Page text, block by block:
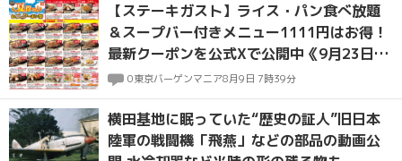
【ステーキガスト】ライス・パン食べ放題
＆スープバー付きメニュー1111円はお得！
最新クーポンを公式Xで公開中《9月23日ま
で》
0東京バーゲンマニア8月9日 7時39分
横田基地に眠っていた“歴史の証人”旧日本
陸軍の戦闘機「飛燕」などの部品の動画公